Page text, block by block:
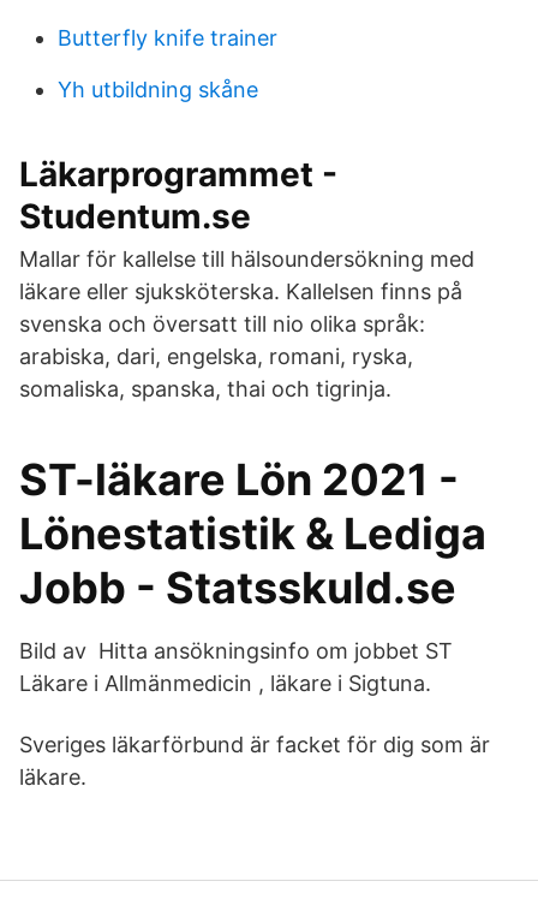
Butterfly knife trainer
Yh utbildning skåne
Läkarprogrammet -
Studentum.se
Mallar för kallelse till hälsoundersökning med
läkare eller sjuksköterska. Kallelsen finns på
svenska och översatt till nio olika språk:
arabiska, dari, engelska, romani, ryska,
somaliska, spanska, thai och tigrinja.
ST-läkare Lön 2021 -
Lönestatistik & Lediga
Jobb - Statsskuld.se
Bild av Hitta ansökningsinfo om jobbet ST
Läkare i Allmänmedicin , läkare i Sigtuna.
Sveriges läkarförbund är facket för dig som är
läkare.